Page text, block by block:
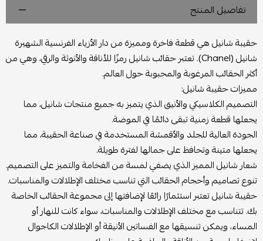
تفاصيل المنتج
حقيبة شانيل هي قطعة فاخرة ومميزة من دار الأزياء الفرنسية الشهيرة
شانيل (Chanel). تعتبر حقائب شانيل رمزًا للأناقة والأنوثة والرقي، وهي من
أكثر الحقائب المرغوبة والمحبوبة حول العالم.
مميزات حقيبة شانيل:
التصميم الكلاسيكي والأنيق الذي يتميز به جميع منتجات شانيل، مما
يجعلها قطعة زمنية تبقى دائمًا في الموضة.
الجودة العالية للجلد والأقمشة المستخدمة في صناعة الحقيبة، مما
يجعلها متينة وتحافظ على جمالها لفترة طويلة.
شعار شانيل المميز الذي يضفي لمسة من الفخامة والتميز على التصميم.
تنوع تصاميم وأحجام الحقائب التي تناسب مختلف الإطلالات والمناسبات.
حقيبة شانيل تعتبر استثمارًا رائعًا لإضافتها إلى مجموعة الحقائب الخاصة
بك. تتناسب مع مختلف الإطلالات والمناسبات، سواء كانت للنهار أو
المساء، ويمكن تنسيقها مع الفساتين الأنيقة أو الإطلالات الكاجوال